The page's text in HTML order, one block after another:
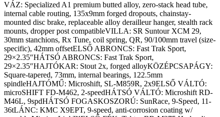
VÁZ: Specialized A1 premium butted alloy, zero-stack head tube,
internal cable routing, 135x9mm forged dropouts, chainstay-
mounted disc brake, replaceable alloy derailleur hanger, stealth rack
mounts, dropper post compatibleVILLA: SR Suntour XCM 29,
30mm stanchions, Rx Tune, coil spring, QR, 90/100mm travel (size-
specific), 42mm offsetELSŐ ABRONCS: Fast Trak Sport,
29×2.35″HÁTSÓ ABRONCS: Fast Trak Sport,
29×2.35″HAJTÓKAR: Stout 2x, forged alloyKÖZÉPCSAPÁGY:
Square-tapered, 73mm, internal bearings, 122.5mm
spindleHAJTÓMŰ: Microshift, SL-M859R, 2x9ELSŐ VÁLTÓ:
microSHIFT FD-M462, 2-speedHÁTSÓ VÁLTÓ: Microshift RD-
M46L, 9spdHÁTSÓ FOGASKOSZORÚ: SunRace, 9-Speed, 11-
36tLÁNC: KMC X9EPT, 9-speed, anti-corrosion coating w/